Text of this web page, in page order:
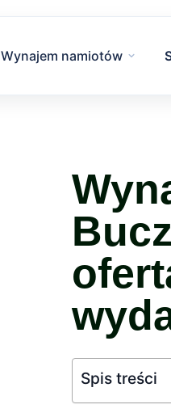
Wynajem namiotów
Spis treści